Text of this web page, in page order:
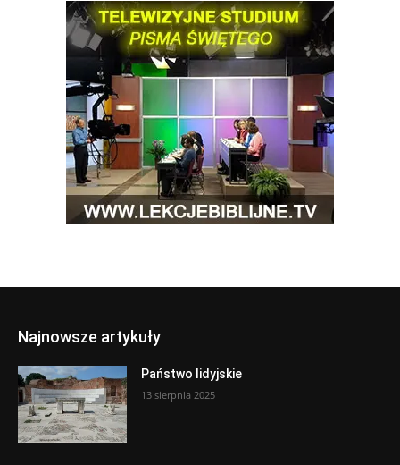
Najnowsze artykuły
Państwo lidyjskie
13 sierpnia 2025